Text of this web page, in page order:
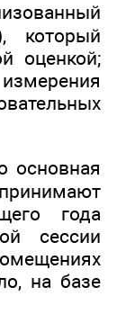
который
оценкой;
основная
года
сессии
на базе